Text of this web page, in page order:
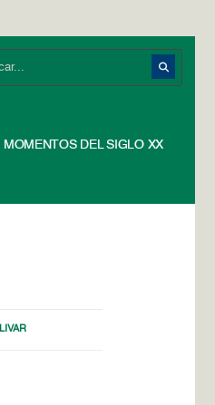
MOMENTOS DEL SIGLO XX